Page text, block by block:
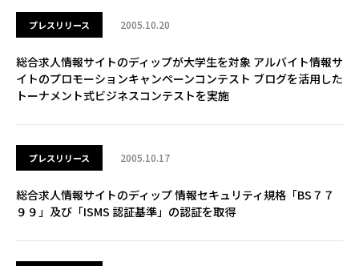
プレスリリース 2005.10.20
総合求人情報サイトのディップが大学生を対象 アルバイト情報サ
イトのプロモーションキャンペーンコンテスト ブログを活用した
トーナメント式ビジネスコンテストを実施
プレスリリース 2005.10.17
総合求人情報サイトのディップ 情報セキュリティ規格「BS７７
９９」及び「ISMS 認証基準」の認証を取得